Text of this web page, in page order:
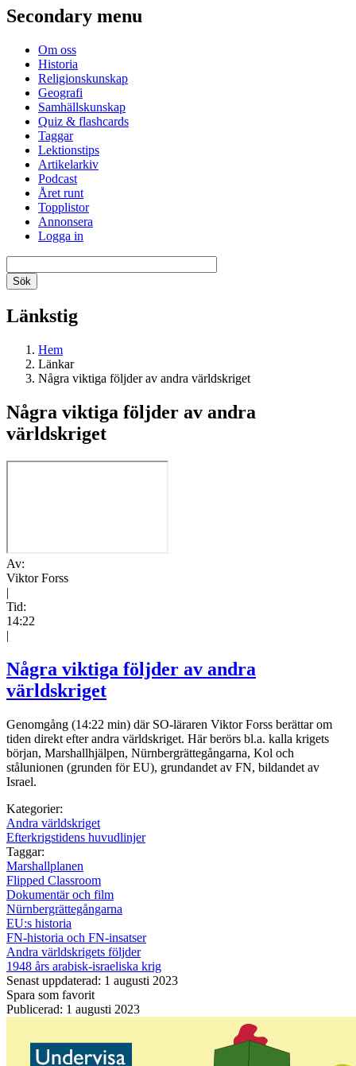
Secondary menu
Om oss
Historia
Religionskunskap
Geografi
Samhällskunskap
Quiz & flashcards
Taggar
Lektionstips
Artikelarkiv
Podcast
Året runt
Topplistor
Annonsera
Logga in
Länkstig
Hem
Länkar
Några viktiga följder av andra världskriget
Några viktiga följder av andra
världskriget
Av:
Viktor Forss
|
Tid:
14:22
|
Några viktiga följder av andra
världskriget
Genomgång (14:22 min) där SO-läraren Viktor Forss berättar om
tiden direkt efter andra världskriget. Här berörs bl.a. kalla krigets
början, Marshallhjälpen, Nürnbergrättegångarna, Kol och
stålunionen (grunden för EU), grundandet av FN, bildandet av
Israel.
Kategorier:
Andra världskriget
Efterkrigstidens huvudlinjer
Taggar:
Marshallplanen
Flipped Classroom
Dokumentär och film
Nürnbergrättegångarna
EU:s historia
FN-historia och FN-insatser
Andra världskrigets följder
1948 års arabisk-israeliska krig
Senast uppdaterad: 1 augusti 2023
Spara som favorit
Publicerad: 1 augusti 2023